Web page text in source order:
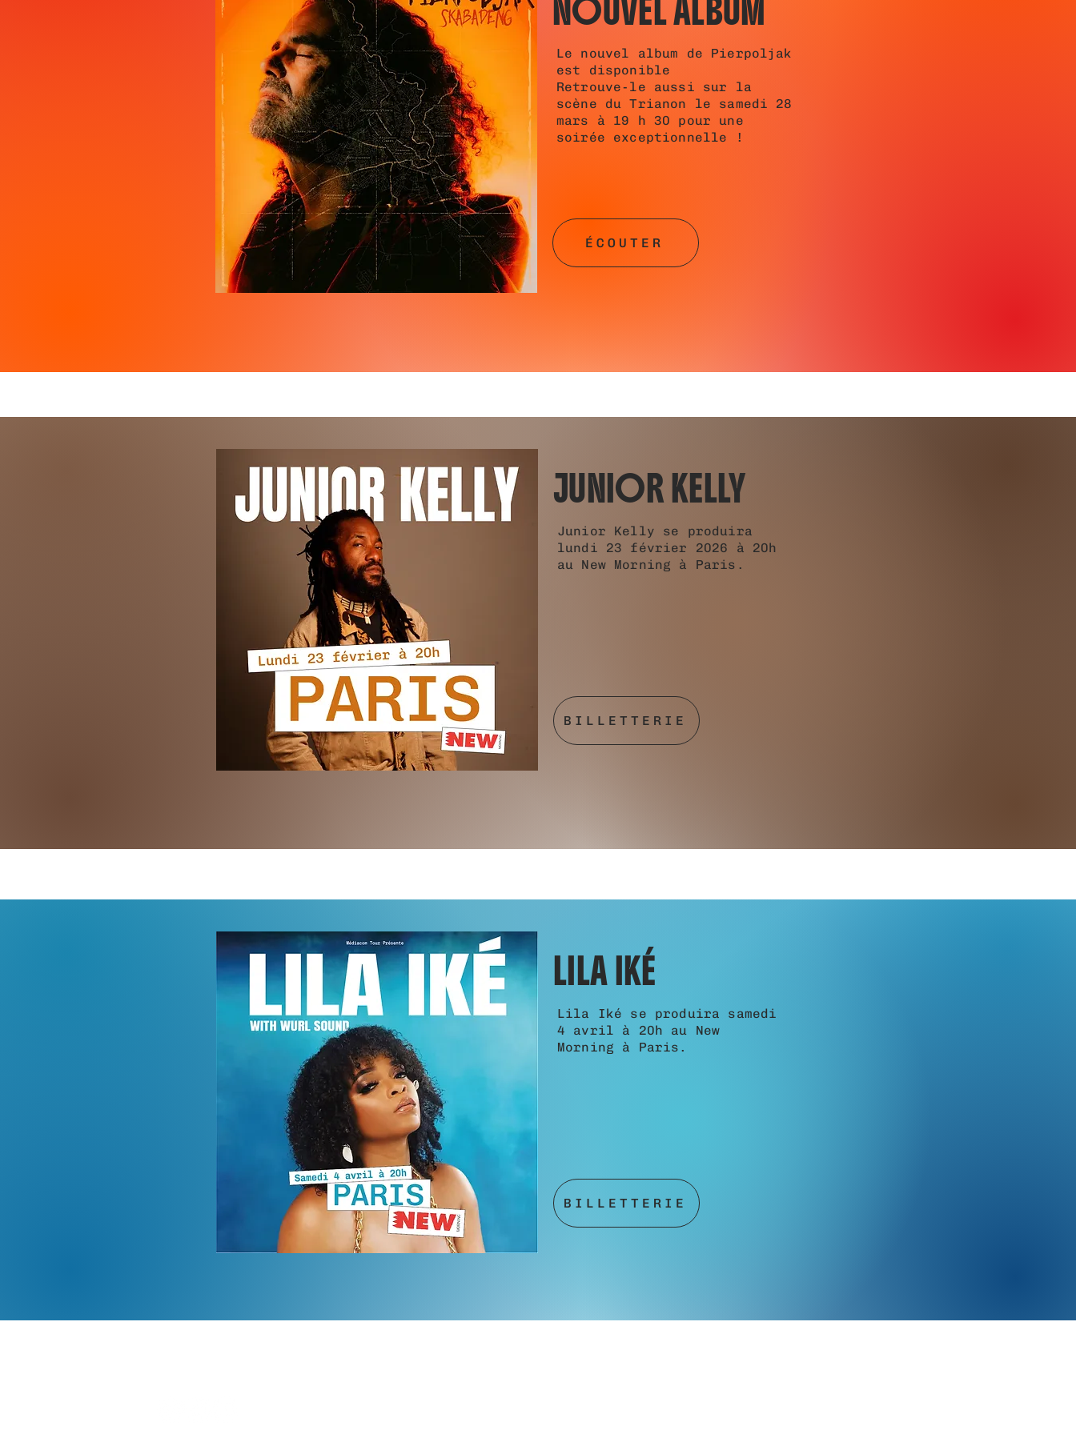
Le nouvel album de Pierpoljak
est disponible
Retrouve-le aussi sur la
scène du Trianon le samedi 28
mars à 19 h 30 pour une
soirée exceptionnelle !
NOUVEL ALBUM
ÉCOUTER
Junior Kelly se produira
lundi 23 février 2026 à 20h
au New Morning à Paris.
JUNIOR KELLY
BILLETTERIE
Lila Iké se produira samedi
4 avril à 20h au New
Morning à Paris.
LILA IKÉ
BILLETTERIE